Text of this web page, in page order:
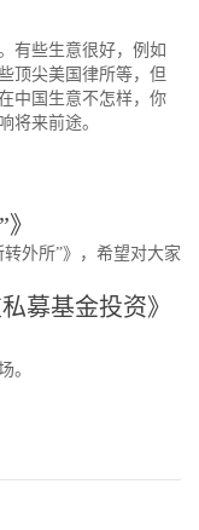
有些生意很好，例如
顶尖美国律所等，但
中国生意不怎样，你
将来前途。
外所”》，希望对大家
募基金投资》
。